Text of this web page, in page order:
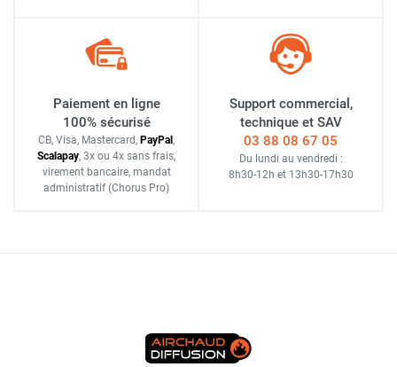
Paiement en ligne
100% sécurisé
CB, Visa, Mastercard, PayPal ,
Scalapay, 3x ou 4x sans frais,
virement bancaire, mandat
administratif (Chorus Pro)
Support commercial,
technique et SAV
03 88 08 67 05
Du lundi au vendredi :
8h30-12h et 13h30-17h30